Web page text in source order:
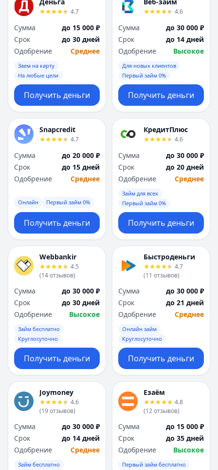
4.7
Сумма
до 15 000 ₽
Срок
до 30 дней
Одобрение
Среднее
Заем на карту
На любые цели
Получить деньги
4.6
Сумма
до 30 000 ₽
Срок
до 14 дней
Одобрение
Высокое
Для новых клиентов
Первый займ 0%
Получить деньги
Snapcredit
4.7
Сумма
до 20 000 ₽
Срок
до 15 дней
Одобрение
Среднее
Онлайн Первый займ 0%
Получить деньги
КредитПлюс
4.6
Сумма
до 30 000 ₽
Срок
до 20 дней
Одобрение
Среднее
Займ для всех
Первый займ 0%
Получить деньги
Webbankir
4.5
(14отзывов)
Сумма
до 30 000 ₽
Срок
до 30 дней
Одобрение
Высокое
Займ бесплатно
Круглосуточно
Получить деньги
Быстроденьги
4.7
(11 отзывов)
Сумма
до 30 000 ₽
Срок
до 21 дней
Одобрение
Среднее
Онлайн займ
Круглосуточно
Получить деньги
Joymoney
4.6
(19отзывов)
Сумма
до 30 000 ₽
Срок
до 14 дней
Одобрение
Среднее
Займ бесплатно
Езаём
4.8
(12отзывов)
Сумма
до 15 000 ₽
Срок
до 35 дней
Одобрение
Высокое
Первый займ бесплатно